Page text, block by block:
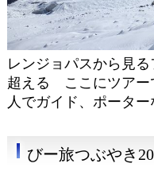
レンジョパスから見
超える ここにツアー
人でガイド、ポーター
びー旅つぶやき